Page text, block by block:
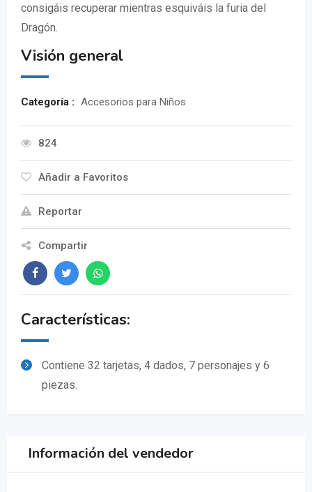
consigáis recuperar mientras esquiváis la furia del
Dragón.
Visión general
Categoría : Accesorios para Niños
824
Añadir a Favoritos
Reportar
Compartir
Características:
Contiene 32 tarjetas, 4 dados, 7 personajes y 6
piezas.
Información del vendedor